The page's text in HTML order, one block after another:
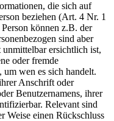
die sich auf
beziehen (Art. 4 Nr. 1
können z.B. der
sind aber
ersichtlich ist,
oder fremde
wen es sich handelt.
Anschrift oder
Benutzernamens, ihrer
Relevant sind
Weise einen Rückschluss